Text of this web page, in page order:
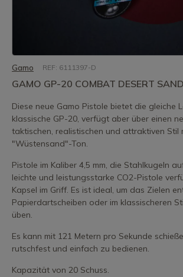
Gamo REF: 6111397-D
GAMO GP-20 COMBAT DESERT
Diese neue Gamo Pistole bietet die gleiche
klassische GP-20, verfügt aber über einen
taktischen, realistischen und attraktiven Stil
"Wüstensand"-Ton.
Pistole im Kaliber 4,5 mm, die Stahlkugeln
leichte und leistungsstarke CO2-Pistole
Kapsel im Griff. Es ist ideal, um das Zielen
Papierdartscheiben oder im klassischeren
üben.
Es kann mit 121 Metern pro Sekunde
rutschfest und einfach zu bedienen.
Kapazität von 20 Schuss.